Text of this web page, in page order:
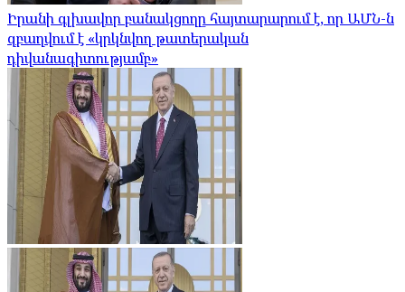
Իրանի գլխավոր բանակցողը հայտարարում է, որ ԱՄՆ-ն
զբաղվում է «կրկնվող թատերական
դիվանագիտությամբ»